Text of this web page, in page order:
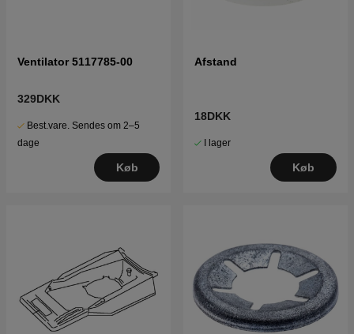
Ventilator 5117785-00
329DKK
Best.vare. Sendes om 2–5
dage
Køb
Afstand
18DKK
I lager
Køb